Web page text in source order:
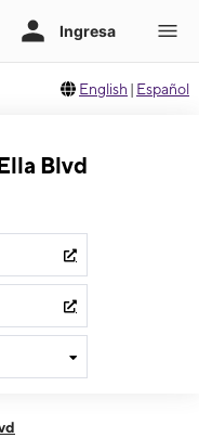
English | Español
Blvd